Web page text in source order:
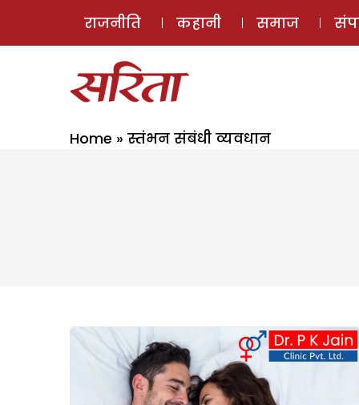
राजनीति कहानी समाज
Home » स्तंभन संबंधी व्यवधान